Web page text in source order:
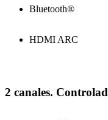
Bluetooth®
HDMI ARC
2 canales.